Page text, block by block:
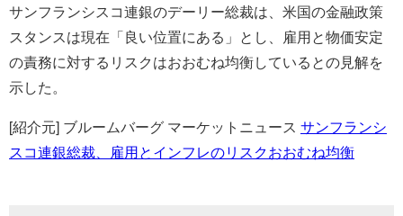
サンフランシスコ連銀のデーリー総裁は、米国の金融政策
スタンスは現在「良い位置にある」とし、雇用と物価安定
の責務に対するリスクはおおむね均衡しているとの見解を
示した。
[紹介元] ブルームバーグ マーケットニュース サンフランシ
スコ連銀総裁、雇用とインフレのリスクおおむね均衡